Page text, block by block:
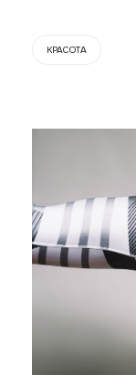
КРАСОТА